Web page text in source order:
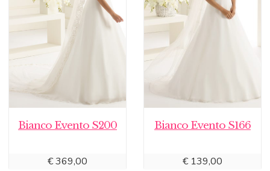
Bianco Evento S200
€369,00
Bianco Evento S166
€139,00